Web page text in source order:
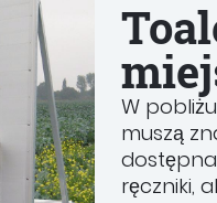
W
muszą
ręczniki,